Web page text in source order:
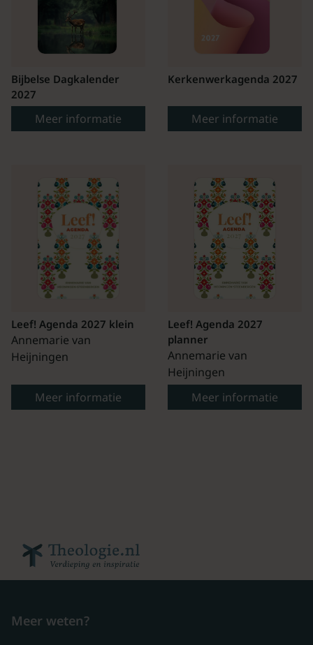
Bijbelse Dagkalender
2027
Meer informatie
Kerkenwerkagenda 2027
Meer informatie
Leef! Agenda 2027 klein
Annemarie van
Heijningen
Meer informatie
Leef! Agenda 2027
planner
Annemarie van
Heijningen
Meer informatie
Meer weten?